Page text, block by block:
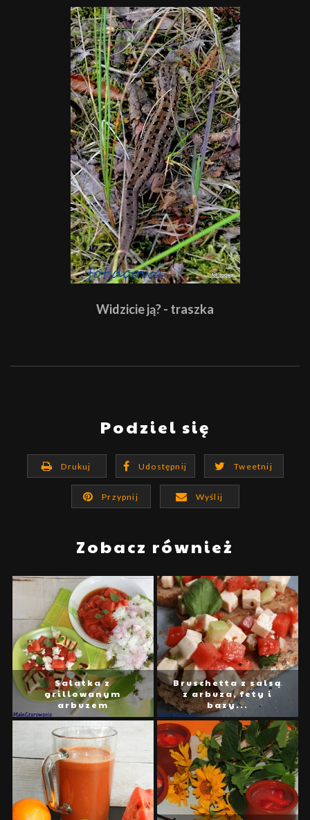
Widzicie ją? - traszka
Podziel się
Drukuj Udostępnij Tweetnij
Przypnij Wyślij
Zobacz również
Sałatka z
grillowanym
arbuzem
Bruschetta z salsą
z arbuza, fety i
bazy...